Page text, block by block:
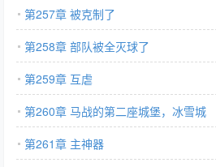
第257章 被克制了
第258章 部队被全灭球了
第259章 互虐
第260章 马战的第二座城堡，冰雪城
第261章 主神器